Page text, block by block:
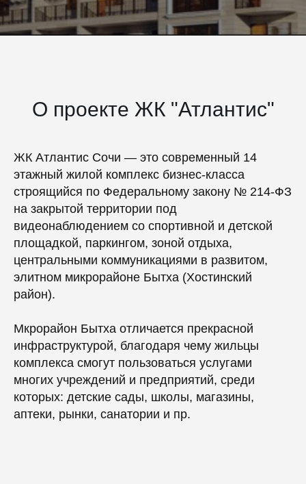
О проекте ЖК "Атлантис"
ЖК Атлантис Сочи — это современный 14
этажный жилой комплекс бизнес-класса
строящийся по Федеральному закону № 214-ФЗ
на закрытой территории под
видеонаблюдением со спортивной и детской
площадкой, паркингом, зоной отдыха,
центральными коммуникациями в развитом,
элитном микрорайоне Бытха (Хостинский
район).
Мкрорайон Бытха отличается прекрасной
инфраструктурой, благодаря чему жильцы
комплекса смогут пользоваться услугами
многих учреждений и предприятий, среди
которых: детские сады, школы, магазины,
аптеки, рынки, санатории и пр.